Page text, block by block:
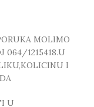
MOLIMO
064/1215418.U
I
U